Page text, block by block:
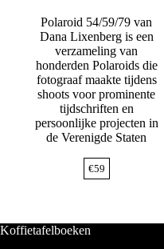
Polaroid 54/59/79 van
Dana Lixenberg is een
verzameling van
honderden Polaroids die
fotograaf maakte tijdens
shoots voor prominente
tijdschriften en
persoonlijke projecten in
de Verenigde Staten
€59
Koffietafelboeken